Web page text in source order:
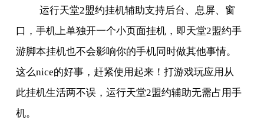
运行天堂2盟约挂机辅助支持后台、息屏、窗
口，手机上单独开一个小页面挂机，即天堂2盟约手
游脚本挂机也不会影响你的手机同时做其他事情。
这么nice的好事，赶紧使用起来！打游戏玩应用从
此挂机生活两不误，运行天堂2盟约辅助无需占用手
机。